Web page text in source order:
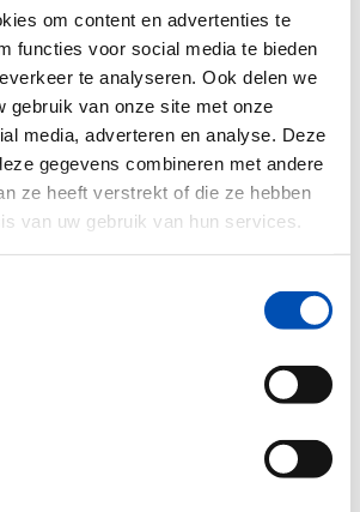
om content en advertenties te
functies voor social media te bieden
te analyseren. Ook delen we
gebruik van onze site met onze
media, adverteren en analyse. Deze
gegevens combineren met andere
ze heeft verstrekt of die ze hebben
van uw gebruik van hun services.
het been van de biotech
de culturen ontwikkelen, voor
en supermarkten. Overigens
waarde voor de
die immers ook geborgd is
Levensmiddelenverordening.
discussie voortduurt, kiest
biotech ambities ten spijt – voor
Dat houdt grofweg
de NVWA in de supermarkt een
filet americain aantreft met
hup de prullenbak in moet. Krom